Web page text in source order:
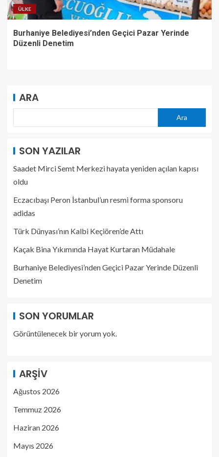
ÜLKE
Burhaniye Belediyesi’nden Geçici Pazar Yerinde
Düzenli Denetim
ARA
Ara
SON YAZILAR
Saadet Mirci Semt Merkezi hayata yeniden açılan kapısı
oldu
Eczacıbaşı Peron İstanbul’un resmi forma sponsoru
adidas
Türk Dünyası’nın Kalbi Keçiören’de Attı
Kaçak Bina Yıkımında Hayat Kurtaran Müdahale
Burhaniye Belediyesi’nden Geçici Pazar Yerinde Düzenli
Denetim
SON YORUMLAR
Görüntülenecek bir yorum yok.
ARŞIV
Ağustos 2026
Temmuz 2026
Haziran 2026
Mayıs 2026